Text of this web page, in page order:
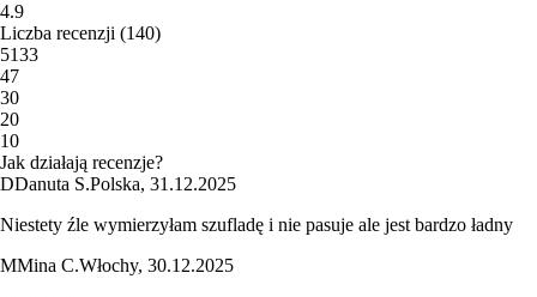
4.9
Liczba recenzji (140)
5133
47
30
20
10
Jak działają recenzje?
DDanuta S.Polska, 31.12.2025
Niestety źle wymierzyłam szufladę i nie pasuje ale jest bardzo ładny
MMina C.Włochy, 30.12.2025